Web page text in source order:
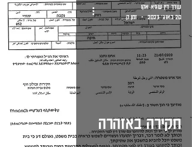
חקירה באזהרה
עורך דין שגיא אקו
20 באוג׳ 2023
זמן קריאה 2 דקות